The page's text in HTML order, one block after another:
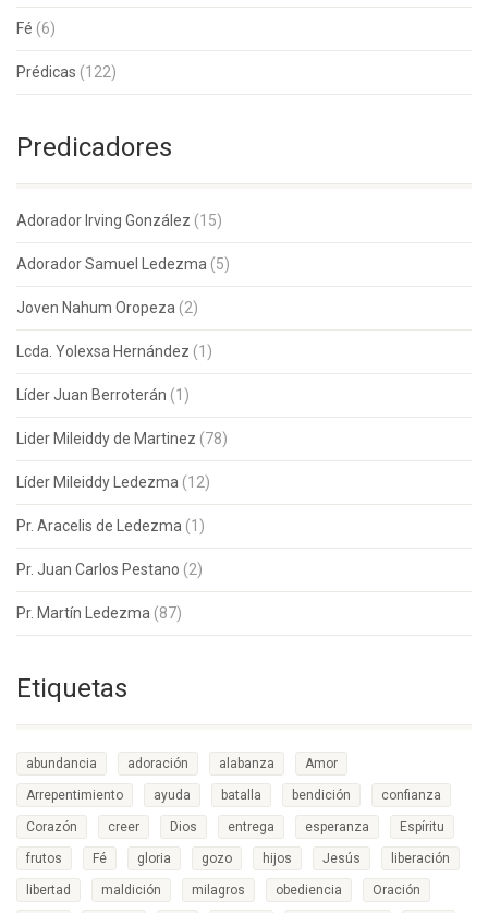
Fé (6)
Prédicas (122)
Predicadores
Adorador Irving González (15)
Adorador Samuel Ledezma (5)
Joven Nahum Oropeza (2)
Lcda. Yolexsa Hernández (1)
Líder Juan Berroterán (1)
Lider Mileiddy de Martinez (78)
Líder Mileiddy Ledezma (12)
Pr. Aracelis de Ledezma (1)
Pr. Juan Carlos Pestano (2)
Pr. Martín Ledezma (87)
Etiquetas
abundancia adoración alabanza Amor
Arrepentimiento ayuda batalla bendición confianza
Corazón creer Dios entrega esperanza Espíritu
frutos Fé gloria gozo hijos Jesús liberación
libertad maldición milagros obediencia Oración